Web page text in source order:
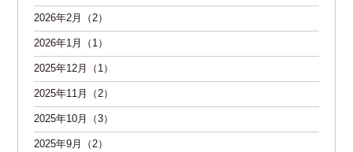
2026年2月（2）
2026年1月（1）
2025年12月（1）
2025年11月（2）
2025年10月（3）
2025年9月（2）